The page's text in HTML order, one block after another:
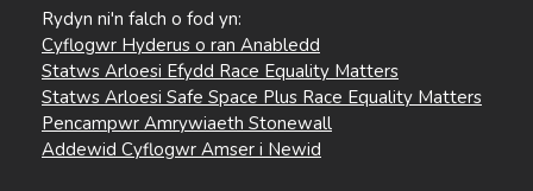
Rydyn ni'n falch o fod yn:
Cyflogwr Hyderus o ran Anabledd
Statws Arloesi Efydd Race Equality Matters
Statws Arloesi Safe Space Plus Race Equality Matters
Pencampwr Amrywiaeth Stonewall
Addewid Cyflogwr Amser i Newid